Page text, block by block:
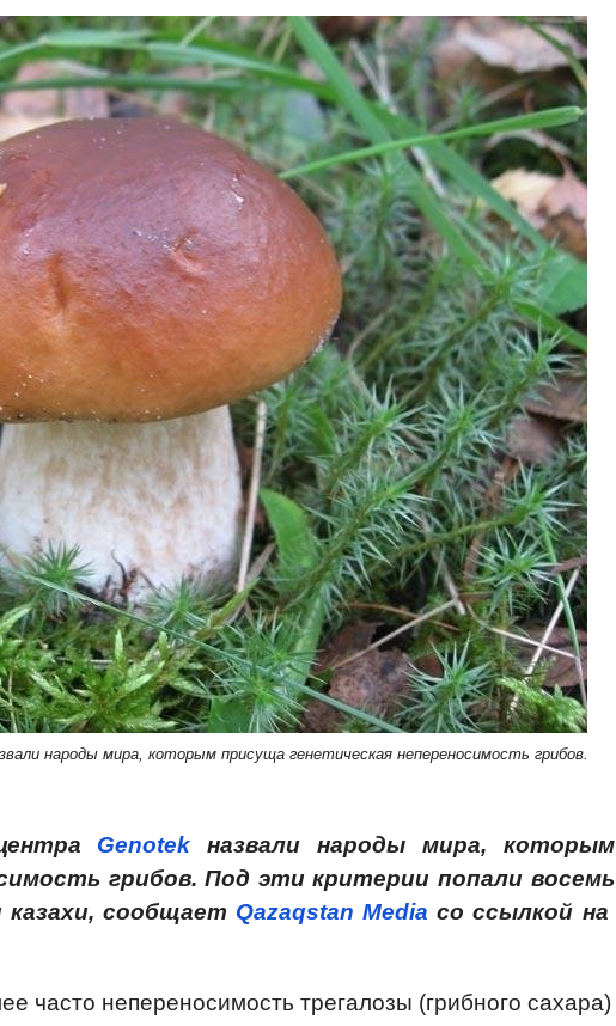
народы мира, которым присуща генетическая непереносимость грибов.
Genotek назвали народы мира, которым
грибов. Под эти критерии попали восемь
сообщает Qazaqstan Media со ссылкой на
часто непереносимость трегалозы (грибного сахара)